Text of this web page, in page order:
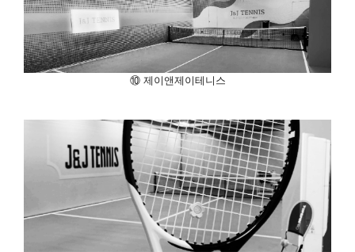
⑩ 제이앤제이테니스